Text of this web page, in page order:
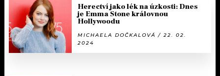
Herectví jako lék na úzkosti: Dnes
je Emma Stone královnou
Hollywoodu
MICHAELA DOČKALOVÁ / 22. 02.
2024